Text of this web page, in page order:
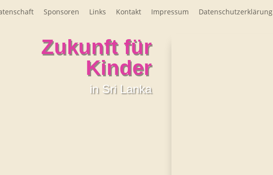
Sponsoren Links Kontakt Impressum Datenschutzerklärung
Zukunft für
Kinder
in Sri Lanka